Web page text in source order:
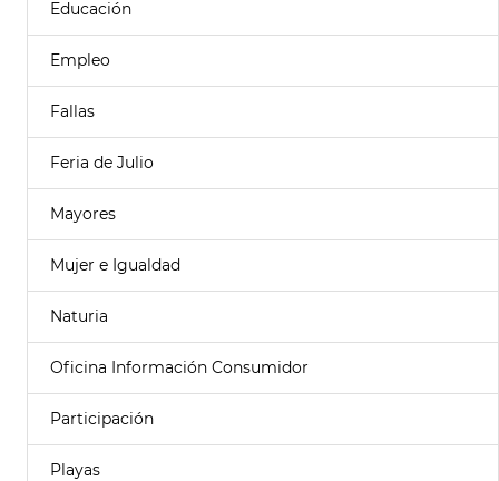
Educación
Empleo
Fallas
Feria de Julio
Mayores
Mujer e Igualdad
Naturia
Oficina Información Consumidor
Participación
Playas